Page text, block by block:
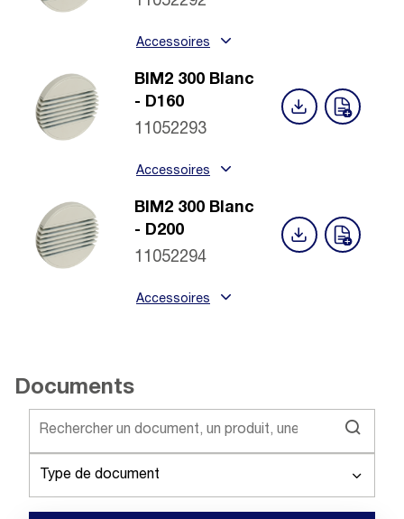
Accessoires
BIM2 300 Blanc
- D160
11052293
Accessoires
BIM2 300 Blanc
- D200
11052294
Accessoires
Documents
Type de document